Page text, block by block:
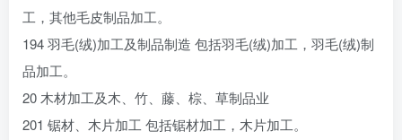
工，其他毛皮制品加工。
194 羽毛(绒)加工及制品制造 包括羽毛(绒)加工，羽毛(绒)制
品加工。
20 木材加工及木、竹、藤、棕、草制品业
201 锯材、木片加工 包括锯材加工，木片加工。